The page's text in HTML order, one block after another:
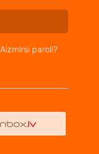
Aizmirsi paroli?